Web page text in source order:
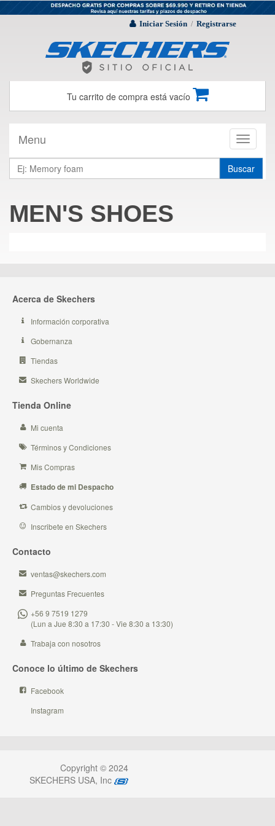
Iniciar Sesión / Registrarse
Tu carrito de compra está vacío
Toggle
Menu
Buscar
MEN'S SHOES
Acerca de Skechers
Información corporativa
Gobernanza
Tiendas
Skechers Worldwide
Tienda Online
Mi cuenta
Términos y Condiciones
Mis Compras
Estado de mi Despacho
Cambios y devoluciones
Inscribete en Skechers
Contacto
ventas@skechers.com
Preguntas Frecuentes
+56 9 7519 1279
(Lun a Jue 8:30 a 17:30 - Vie 8:30 a 13:30)
Trabaja con nosotros
Conoce lo último de Skechers
Facebook
Instagram
Copyright © 2024
SKECHERS USA, Inc